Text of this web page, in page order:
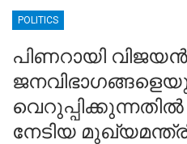
POLITICS
പിണറായി
വെറുപ്പിക്കുന്നതിൽ
നേടിയ